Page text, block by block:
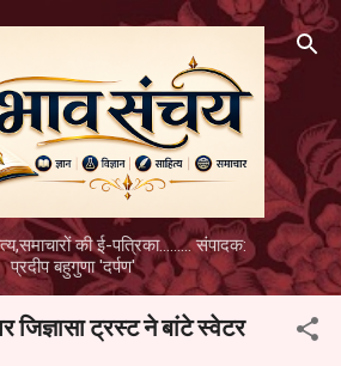
to main content
की ई-पत्रिका......... संपादक:
प्रदीप बहुगुणा 'दर्पण'
जिज्ञासा ट्रस्ट ने बांटे स्वेटर